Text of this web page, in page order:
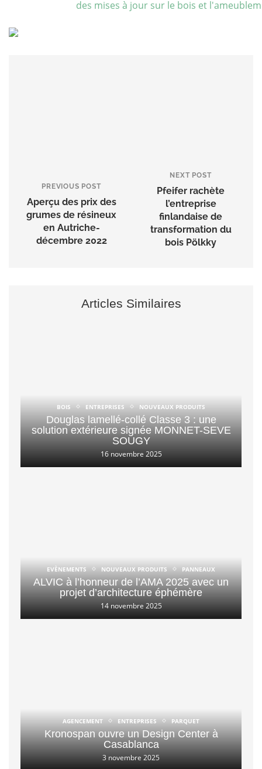
PREVIOUS POST
Aperçu des prix des
grumes de résineux
en Autriche-
décembre 2022
NEXT POST
Pfeifer rachète
l’entreprise
finlandaise de
transformation du
bois Pölkky
Articles Similaires
BOIS ENTREPRISES NOUVEAUX PRODUITS
Douglas lamellé-collé Classe 3 : une
solution extérieure signée MONNET-SEVE
SOUGY
16 novembre 2025
EVÈNEMENTS NOUVEAUX PRODUITS PANNEAUX
ALVIC à l’honneur de l’AMA 2025 avec un
projet d’architecture éphémère
14 novembre 2025
AGENCEMENT ENTREPRISES PARQUET
Kronospan ouvre un Design Center à
Casablanca
3 novembre 2025